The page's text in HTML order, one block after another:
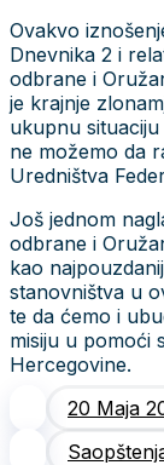
Ovakvo
Dnevnika 2 i
odbrane i
je krajnje
ukupnu
ne možemo da
Uredništva
Još jednom
odbrane i
kao
stanovništva u
te da ćemo i
misiju u pomoći
20 Maja